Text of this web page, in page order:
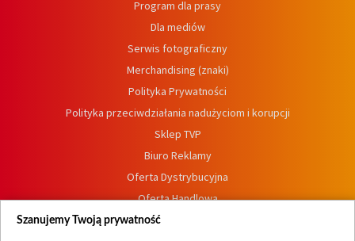
Program dla prasy
Dla mediów
Serwis fotograficzny
Merchandising (znaki)
Polityka Prywatności
Polityka przeciwdziałania nadużyciom i korupcji
Sklep TVP
Biuro Reklamy
Oferta Dystrybucyjna
Oferta Handlowa
Dostępność
Szanujemy Twoją prywatność